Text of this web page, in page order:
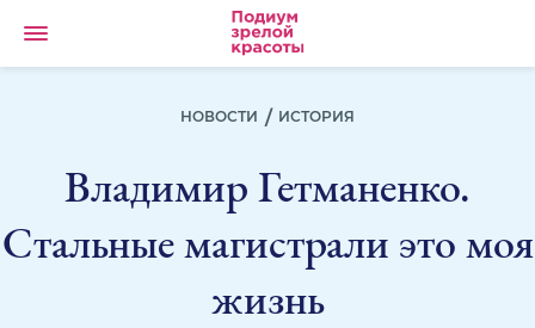
НОВОСТИ ИСТОРИЯ
Владимир Гетманенко.
Стальные магистрали это моя
жизнь